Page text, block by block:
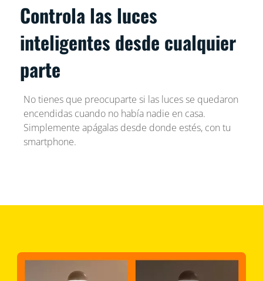
Controla las luces
inteligentes desde cualquier
parte
No tienes que preocuparte si las luces se quedaron
encendidas cuando no había nadie en casa.
Simplemente apágalas desde donde estés, con tu
smartphone.